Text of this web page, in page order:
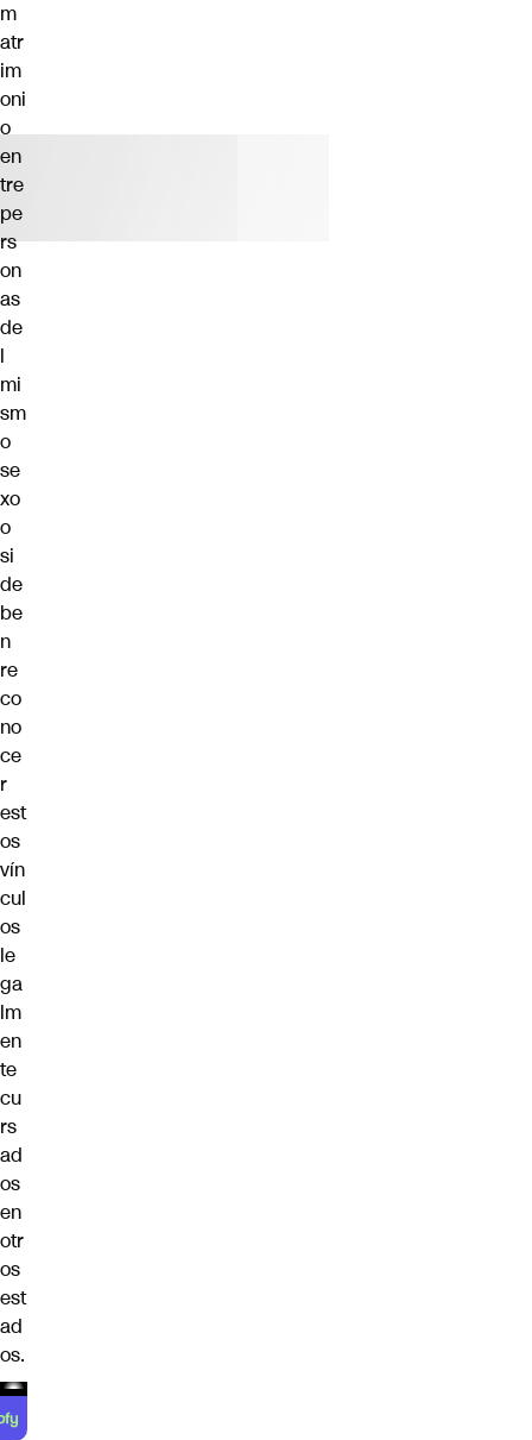
m
atr
im
oni
o
en
tre
pe
rs
on
as
de
l
mi
sm
o
se
xo
o
si
de
be
n
re
co
no
ce
r
est
os
vín
cul
os
le
ga
lm
en
te
cu
rs
ad
os
en
otr
os
est
ad
os.